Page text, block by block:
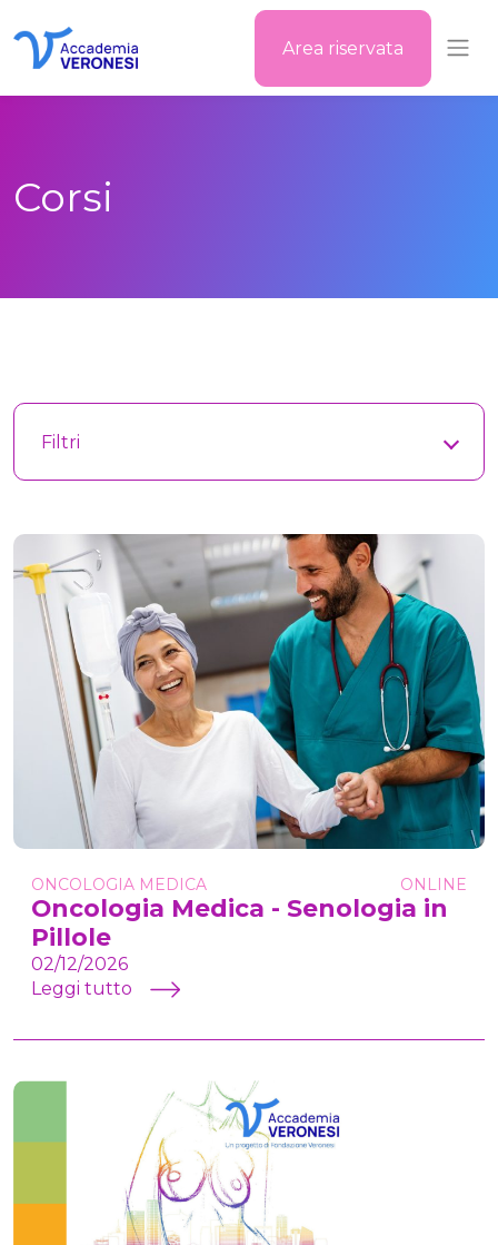
Area riservata
Corsi
Filtri
ONCOLOGIA MEDICA ONLINE
Oncologia Medica - Senologia in
Pillole
02/12/2026
Leggi tutto